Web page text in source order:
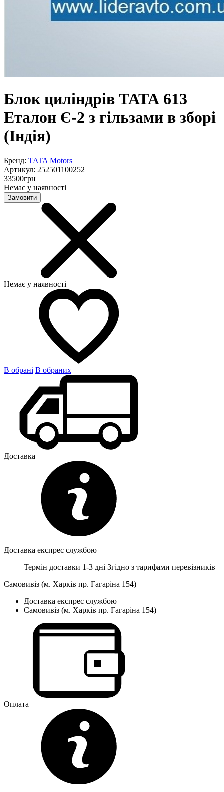
Блок циліндрів ТАТА 613
Еталон Є-2 з гільзами в зборі
(Індія)
Бренд: TATA Motors
Артикул: 252501100252
33500грн
Немає у наявності
Замовити
Немає у наявності
В обрані В обраних
Доставка
Доставка експрес службою
Термін доставки 1-3 дні Згідно з тарифами перевізників
Самовивіз (м. Харків пр. Гагаріна 154)
Доставка експрес службою
Самовивіз (м. Харків пр. Гагаріна 154)
Оплата